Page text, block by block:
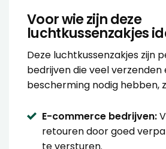
Voor wie zijn deze
luchtkussenzakjes
Deze luchtkussenzakjes zijn
bedrijven die veel
bescherming nodig hebben,
E-commerce bedrijven:
retouren door goed